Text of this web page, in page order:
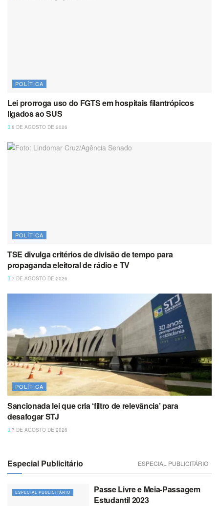
POLÍTICA
Lei prorroga uso do FGTS em hospitais filantrópicos
ligados ao SUS
8 DE AGOSTO DE 2026
POLÍTICA
TSE divulga critérios de divisão de tempo para
propaganda eleitoral de rádio e TV
7 DE AGOSTO DE 2026
POLÍTICA
Sancionada lei que cria ‘filtro de relevância’ para
desafogar STJ
7 DE AGOSTO DE 2026
Especial Publicitário ESPECIAL PUBLICITÁRIO
ESPECIAL PUBLICITÁRIO
Passe Livre e Meia-Passagem
Estudantil 2023